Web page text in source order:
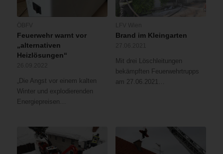
Feuerwehr warnt vor
„alternativen
Heizlösungen“
„Die Angst vor einem kalten
Winter und explodierenden
Energiepreisen…
Brand im Kleingarten
Mit drei Löschleitungen
bekämpften Feuerwehrtrupps
am 27.06.2021…